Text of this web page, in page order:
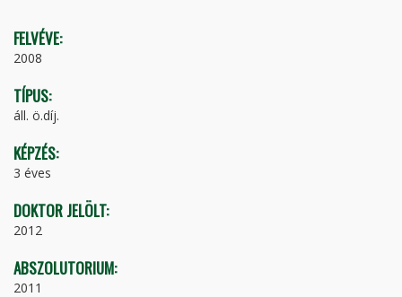
FELVÉVE:
2008
TÍPUS:
áll. ö.díj.
KÉPZÉS:
3 éves
DOKTOR JELÖLT:
2012
ABSZOLUTORIUM:
2011